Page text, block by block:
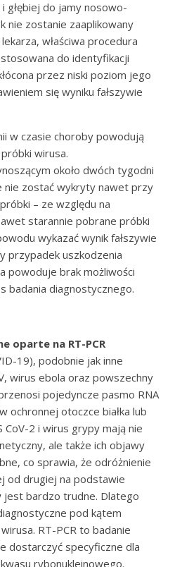
głębiej do jamy nosowo-
nie zostanie zaaplikowany
właściwa procedura
do identyfikacji
przez niski poziom jego
się wyniku fałszywie
w czasie choroby powodują
wirusa.
około dwóch tygodni
nie zostać wykryty nawet przy
– ze względu na
starannie pobrane próbki
wykazać wynik fałszywie
przypadek uszkodzenia
powoduje brak możliwości
badania diagnostycznego.
oparte na RT-PCR
19), podobnie jak inne
wirus ebola oraz powszechny
pojedyncze pasmo RNA
ochronnej otoczce białka lub
CoV-2 i wirus grypy mają nie
ale także ich objawy
co sprawia, że odróżnienie
od drugiej na podstawie
bardzo trudne. Dlatego
pod kątem
RT-PCR to badanie
dostarczyć specyficzne dla
rybonukleinowego.